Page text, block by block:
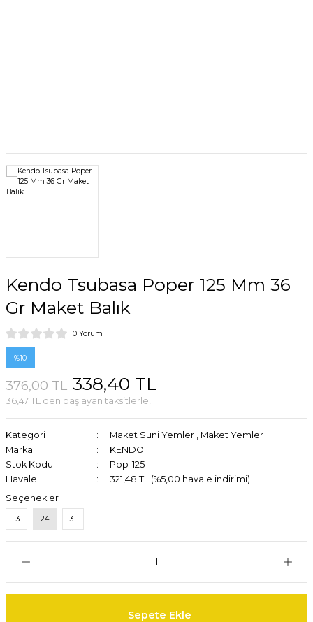
Kendo Tsubasa Poper 125 Mm 36
Gr Maket Balık
0 Yorum
%10
376,00 TL 338,40 TL
36,47 TL den başlayan taksitlerle!
Kategori Maket Suni Yemler , Maket Yemler
Marka
KENDO
Stok Kodu
Pop-125
Havale
321,48 TL (%5,00 havale indirimi)
Seçenekler
13 24 31
Sepete Ekle